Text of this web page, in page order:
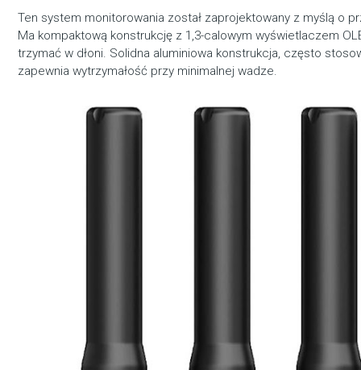
Ten system monitorowania został zaprojektowany z myślą o
Ma kompaktową konstrukcję z 1,3-calowym wyświetlaczem
trzymać w dłoni. Solidna aluminiowa konstrukcja, często
zapewnia wytrzymałość przy minimalnej wadze.